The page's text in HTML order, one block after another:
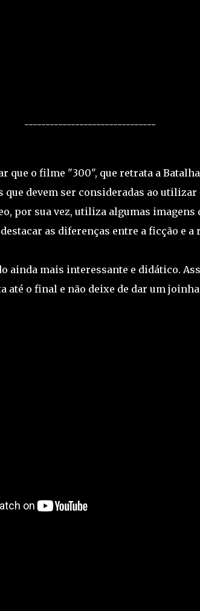
-------------------------------
que o filme "300", que retrata a
devem ser consideradas ao utilizar
por sua vez, utiliza algumas
as diferenças entre a ficção e
ainda mais interessante e didático.
até o final e não deixe de dar um